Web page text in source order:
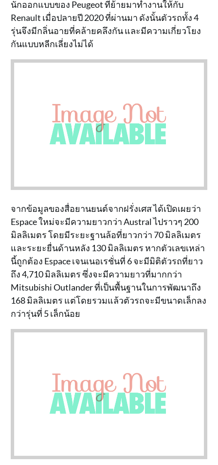
นักออกแบบของ Peugeot ที่ย้ายมาทำงานให้กับ
Renault เมื่อปลายปี 2020 ที่ผ่านมา ดังนั้นตัวรถทั้ง 4
รุ่นจึงมีกลิ่นอายที่คล้ายคลึงกัน และมีความเกี่ยวโยง
กันแบบหลีกเลี่ยงไม่ได้
จากข้อมูลของสื่อยานยนต์จากฝรั่งเศส ได้เปิดเผยว่า
Espace ใหม่จะมีความยาวกว่า Austral ไปราวๆ 200
มิลลิเมตร โดยมีระยะฐานล้อที่ยาวกว่า 70 มิลลิเมตร
และระยะยื่นด้านหลัง 130 มิลลิเมตร หากตัวเลขเหล่า
นี้ถูกต้อง Espace เจนเนอเรชั่นที่ 6 จะมีมิติตัวรถที่ยาว
ถึง 4,710 มิลลิเมตร ซึ่งจะมีความยาวที่มากกว่า
Mitsubishi Outlander ที่เป็นพื้นฐานในการพัฒนาถึง
168 มิลลิเมตร แต่โดยรวมแล้วตัวรถจะมีขนาดเล็กลง
กว่ารุ่นที่ 5 เล็กน้อย